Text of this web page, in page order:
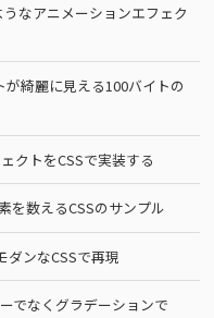
なアニメーションエフェク
綺麗に見える100バイトの
クトをCSSで実装する
を数えるCSSのサンプル
ンなCSSで再現
でなくグラデーションで